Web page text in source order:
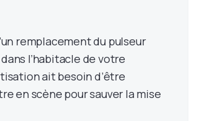
remplacement du pulseur
l’habitacle de votre
ait besoin d’être
en scène pour sauver la mise